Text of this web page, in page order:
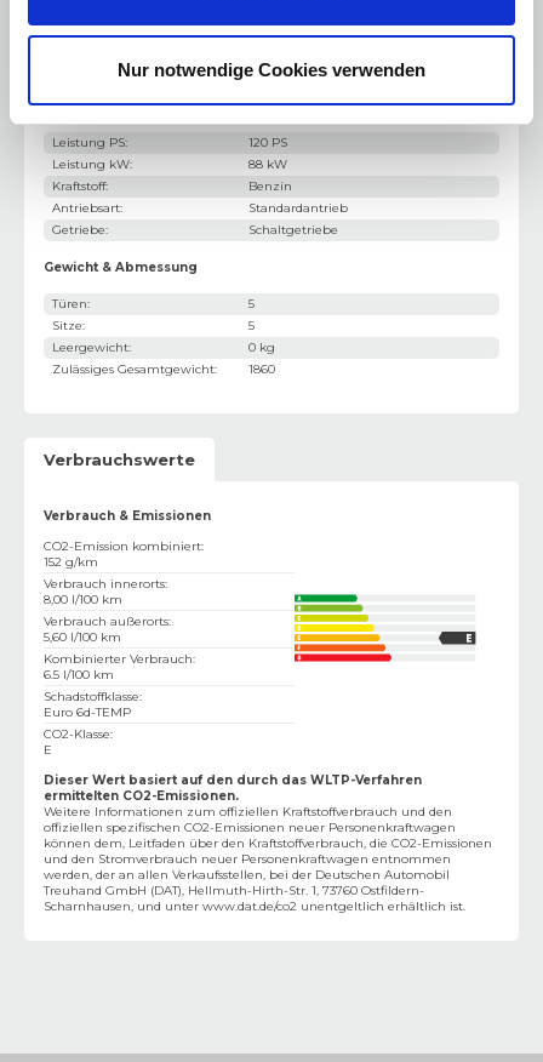
Nur notwendige Cookies verwenden
Motorisierung & Leistung
Leistung PS:
120 PS
Leistung kW:
88 kW
Kraftstoff:
Benzin
Antriebsart:
Standardantrieb
Getriebe: Schaltgetriebe
Gewicht & Abmessung
Türen:
5
Sitze:
5
Leergewicht:
0 kg
Zulässiges Gesamtgewicht: 1860
Verbrauchswerte
Verbrauch & Emissionen
CO2-Emission kombiniert:
152 g/km
Verbrauch innerorts:
8,00 l/100 km
Verbrauch außerorts:
5,60 l/100 km
Kombinierter Verbrauch:
6.5 l/100 km
Schadstoffklasse:
Euro 6d-TEMP
CO2-Klasse:
E
Dieser Wert basiert auf den durch das WLTP-Verfahren
ermittelten CO2-Emissionen.
Weitere Informationen zum offiziellen Kraftstoffverbrauch und den
offiziellen spezifischen CO2-Emissionen neuer Personenkraftwagen
können dem‚ Leitfaden über den Kraftstoffverbrauch, die CO2-Emissionen
und den Stromverbrauch neuer Personenkraftwagen entnommen
werden, der an allen Verkaufsstellen, bei der Deutschen Automobil
Treuhand GmbH (DAT), Hellmuth-Hirth-Str. 1, 73760 Ostfildern-
Scharnhausen, und unter www.dat.de/co2 unentgeltlich erhältlich ist.